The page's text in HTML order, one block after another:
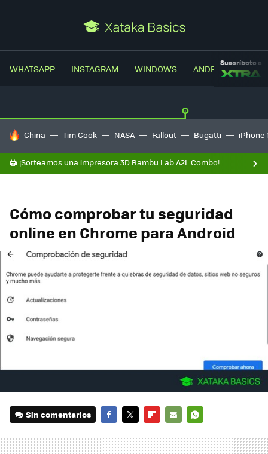
WHATSAPP INSTAGRAM WINDOWS ANDROIDSuscríbete a
HOY SE HABLA DE
China Tim Cook NASA Fallout Bugatti iPhone
🖨️ ¡Sorteamos una impresora 3D Bambu Lab A2L Combo!
Cómo comprobar tu seguridad
online en Chrome para Android
Sin comentarios
MAIL